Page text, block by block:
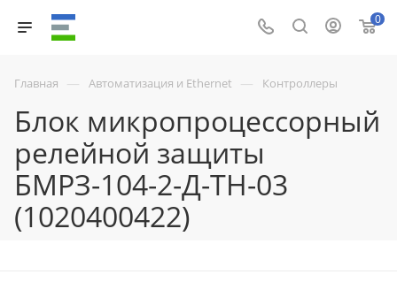
0
Главная — Автоматизация и Ethernet — Контроллеры
Блок микропроцессорный
релейной защиты
БМРЗ-104-2-Д-ТН-03
(1020400422)